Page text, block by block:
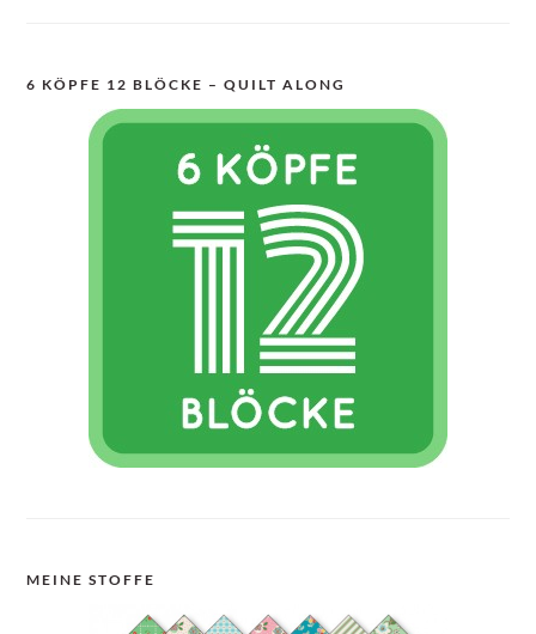
6 KÖPFE 12 BLÖCKE – QUILT ALONG
MEINE STOFFE